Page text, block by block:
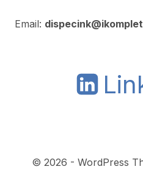
Email:
© 2026 - WordPress